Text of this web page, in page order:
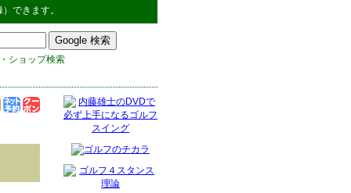
できます。
ショップ検索